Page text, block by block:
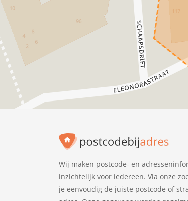
Wij maken postcode- en
inzichtelijk voor iedereen. Via onze
je eenvoudig de juiste postcode of